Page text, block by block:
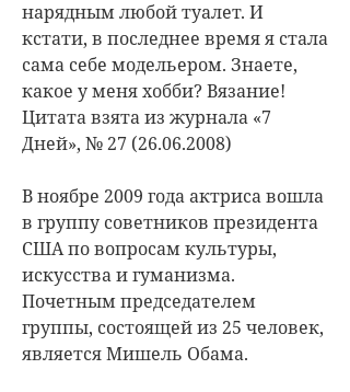
нарядным любой туалет. И
кстати, в последнее время я стала
сама себе модельером. Знаете,
какое у меня хобби? Вязание!
Цитата взята из журнала «7
Дней», № 27 (26.06.2008)
В ноябре 2009 года актриса вошла
в группу советников президента
США по вопросам культуры,
искусства и гуманизма.
Почетным председателем
группы, состоящей из 25 человек,
является Мишель Обама.